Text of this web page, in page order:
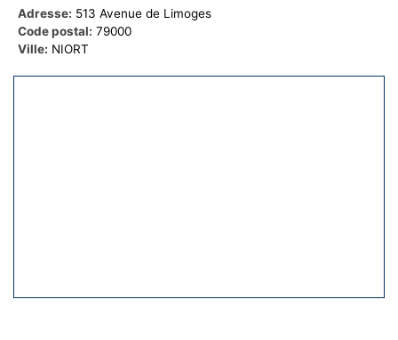
Adresse: 513 Avenue de Limoges
Code postal: 79000
Ville: NIORT